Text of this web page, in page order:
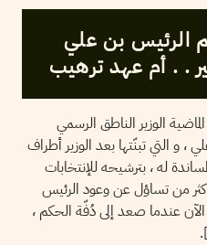
بن علي
. . أم عهد ترهيب
الوزير الناطق الرسمي
، و التي تبنّتها بعد الوزير أطراف
له ، بترشيحه للإنتخابات
في 2009 ، لتطرح أكثر من تساؤل عن وعود الرئيس
من الآن عندما صعد إلى دُفّة الحكم ،